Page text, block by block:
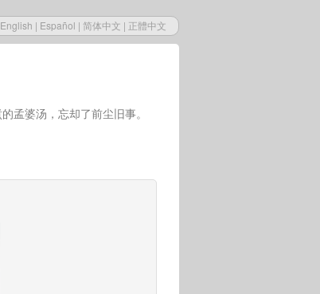
English | Español | 简体中文 | 正體中文
孟婆汤，忘却了前尘旧事。